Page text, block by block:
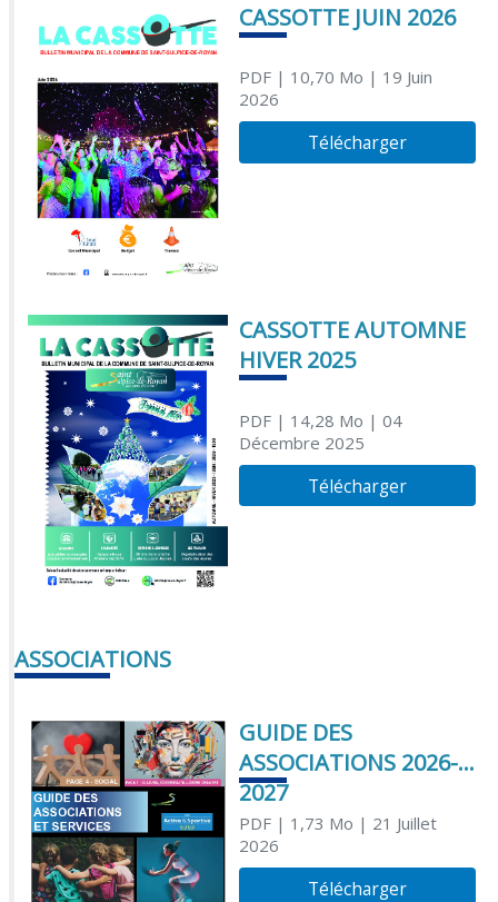
CASSOTTE JUIN 2026
PDF| 10,70 Mo | 19 Juin
2026
Télécharger
CASSOTTE AUTOMNE
HIVER 2025
PDF| 14,28 Mo | 04
Décembre 2025
Télécharger
ASSOCIATIONS
GUIDE DES
ASSOCIATIONS 2026-
2027
PDF| 1,73 Mo | 21 Juillet
2026
Télécharger